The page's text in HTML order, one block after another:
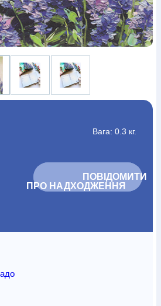
дзвоніть за номером:+38
Ми у Facebook
Вага: 0.3 кг.
			ПОВІДОМИТИ
ПРО НАДХОДЖЕННЯ